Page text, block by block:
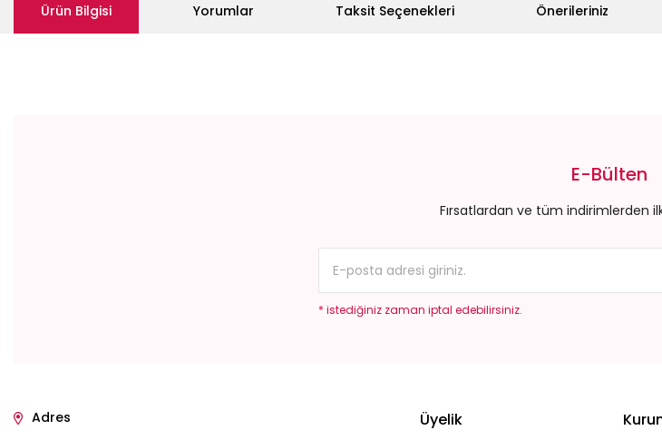
Ürün Bilgisi Yorumlar Taksit Seçenekleri Önerileriniz
Yorum Yaz
E-Bülten
Fırsatlardan ve tüm indirimlerden
* istediğiniz zaman iptal edebilirsiniz.
Adres
Üyelik